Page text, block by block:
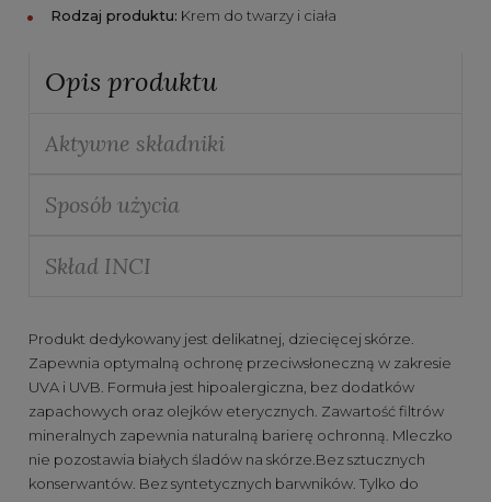
Rodzaj produktu: Krem do twarzy i ciała
Opis produktu
Produkt dedykowany jest delikatnej, dziecięcej skórze.
Zapewnia optymalną ochronę przeciwsłoneczną w zakresie
UVA i UVB. Formuła jest hipoalergiczna, bez dodatków
zapachowych oraz olejków eterycznych. Zawartość filtrów
mineralnych zapewnia naturalną barierę ochronną. Mleczko
nie pozostawia białych śladów na skórze.Bez sztucznych
konserwantów. Bez syntetycznych barwników. Tylko do
Aktywne składniki
Sposób użycia
Skład INCI